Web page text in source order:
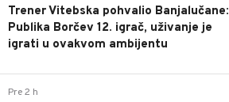
Trener Vitebska pohvalio Banjalučane:
Publika Borčev 12. igrač, uživanje je
igrati u ovakvom ambijentu
Pre 2 h